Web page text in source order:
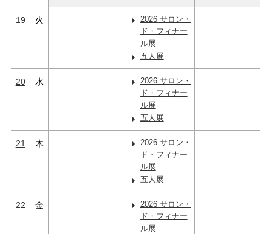
19 火
2026 サロン・
ド・フィナー
ル展
五人展
20 水
2026 サロン・
ド・フィナー
ル展
五人展
21 木
2026 サロン・
ド・フィナー
ル展
五人展
22 金
2026 サロン・
ド・フィナー
ル展